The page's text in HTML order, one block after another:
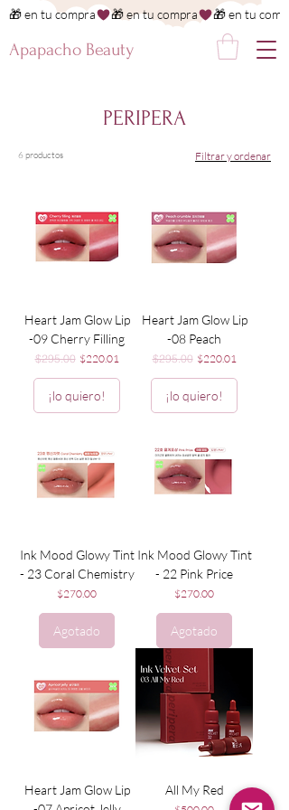
Apapacho Beauty
🎁 en tu compra
PERIPERA
6 productos Filtrar y ordenar
Heart Jam Glow Lip
-09 Cherry Filling
Precio
$295.00 Precio de oferta
$220.01
¡lo quiero!
Heart Jam Glow Lip
-08 Peach
Precio
$295.00 Precio de oferta
$220.01
¡lo quiero!
Ink Mood Glowy Tint
- 23 Coral Chemistry
Precio
$270.00
Agotado
Ink Mood Glowy Tint
- 22 Pink Price
Precio
$270.00
Agotado
Heart Jam Glow Lip
All My Red